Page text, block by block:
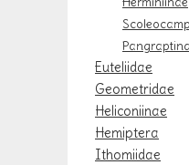
Euteliidae
Geometridae
Heliconiinae
Hemiptera
Ithomiidae